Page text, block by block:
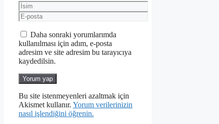
İsim
E-
posta
Daha sonraki yorumlarımda
kullanılması için adım, e-posta
adresim ve site adresim bu tarayıcıya
kaydedilsin.
Bu site istenmeyenleri azaltmak için
Akismet kullanır. Yorum verilerinizin
nasıl işlendiğini öğrenin.